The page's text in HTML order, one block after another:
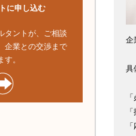
に申し込む
タントが、ご相談
企業との交渉まで
。
企
具